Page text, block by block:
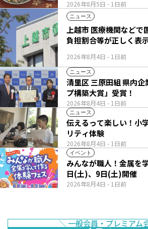
2026年8月5日 - 1日前
ニュース
2026年8月4日 - 1日前
上越市 医療機関などで
負担割合等が正しく表
ニュース
2026年8月4日 - 1日前
清里区 三原田組 県内企業初「パートナーシッ
プ構築大賞」受賞！
ニュース
2026年8月4日 - 1日前
伝えるって楽しい！小
リティ体験
イベント
2026年8月4日 - 1日前
みんなが職人！金属を
日(土)、9日(土)開催